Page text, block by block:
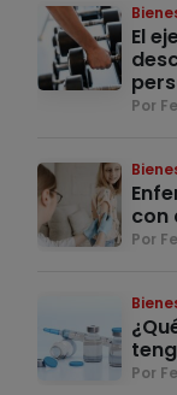
El
Por
con
Por
Por